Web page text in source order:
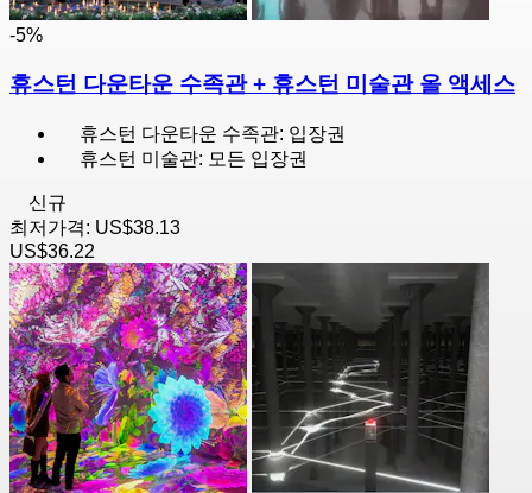
-5%
휴스턴 다운타운 수족관 + 휴스턴 미술관 올 액세스
휴스턴 다운타운 수족관: 입장권
휴스턴 미술관: 모든 입장권
신규
최저가격: US$38.13
US$36.22